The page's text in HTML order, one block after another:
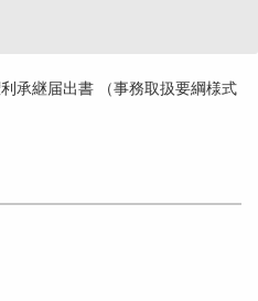
承継届出書 （事務取扱要綱様式